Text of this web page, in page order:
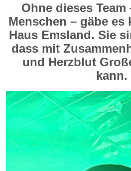
Ohne dieses
Menschen – gäbe es
Haus Emsland. Sie
dass mit
und Herzblut
kann.